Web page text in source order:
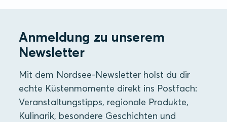
Anmeldung zu unserem
Newsletter
Mit dem Nordsee-Newsletter holst du dir
echte Küstenmomente direkt ins Postfach:
Veranstaltungstipps, regionale Produkte,
Kulinarik, besondere Geschichten und